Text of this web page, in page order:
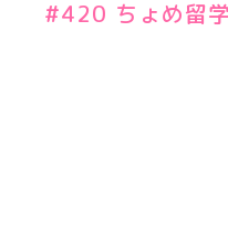
#420 ちょめ留